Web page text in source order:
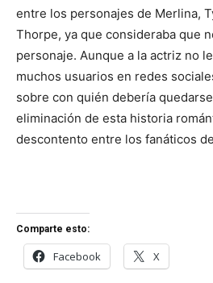
entre los personajes de Merlina,
Thorpe, ya que consideraba que
personaje. Aunque a la actriz no
muchos usuarios en redes
sobre con quién debería
eliminación de esta historia
descontento entre los fanáticos
Comparte esto:
Facebook X